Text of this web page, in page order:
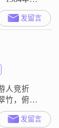
在湖北黄
贤妻良母
方， 三
相处，热
工作者，
，工作稳
从未想过
会做饭，
发留言
人竞折
竹，俯瞰
发留言